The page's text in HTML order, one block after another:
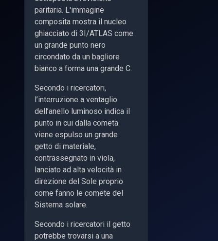
paritaria. L'immagine
composita mostra il nucleo
ghiacciato di 3I/ATLAS come
un grande punto nero
circondato da un bagliore
bianco a forma una grande C.
Secondo i ricercatori,
l’interruzione a ventaglio
dell’anello luminoso indica il
punto in cui dalla cometa
viene espulso un grande
getto di materiale,
contrassegnato in viola,
lanciato ad alta velocità in
direzione del Sole proprio
come fanno le comete del
Sistema solare.
Secondo i ricercatori il getto
potrebbe trovarsi a una